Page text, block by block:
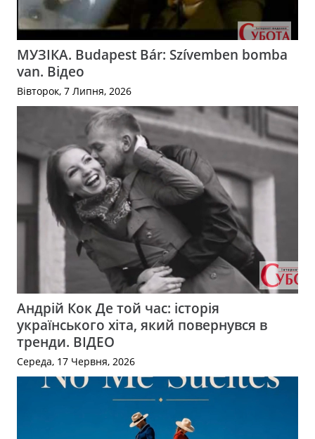
МУЗІКА. Budapest Bár: Szívemben bomba
van. Відео
Вівторок, 7 Липня, 2026
Андрій Кок Де той час: історія
українського хіта, який повернувся в
тренди. ВІДЕО
Середа, 17 Червня, 2026